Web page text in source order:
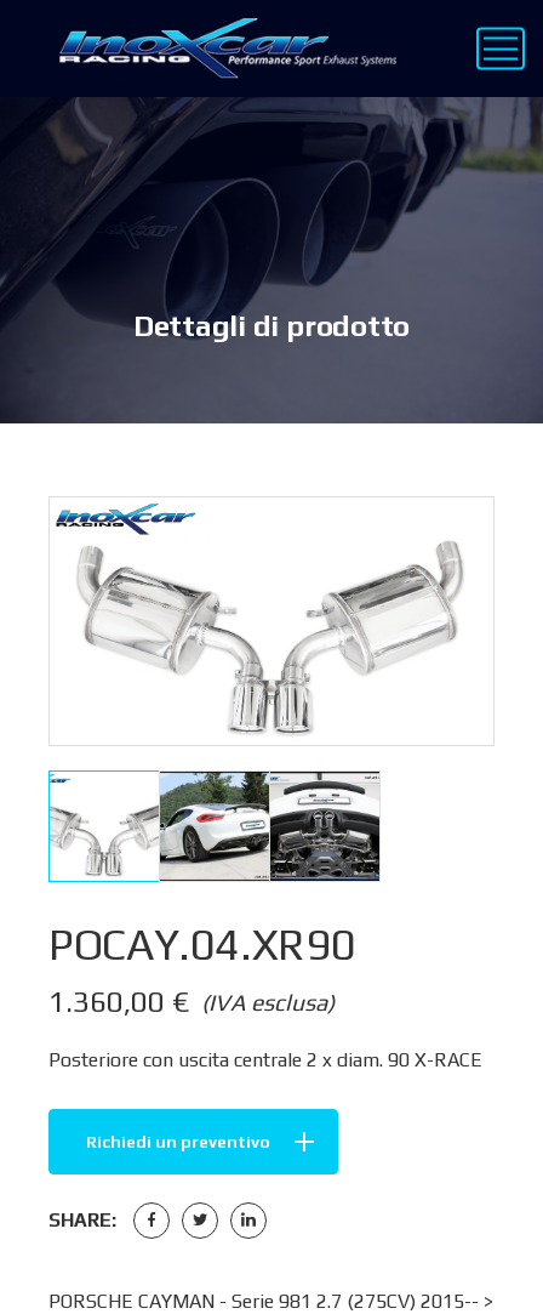
Dettagli di prodotto
POCAY.04.XR90
(IVA esclusa)
1.360,00 €
Posteriore con uscita centrale 2 x diam. 90 X-RACE
Richiedi un preventivo
SHARE:
PORSCHE CAYMAN - Serie 981 2.7 (275CV) 2015-- >